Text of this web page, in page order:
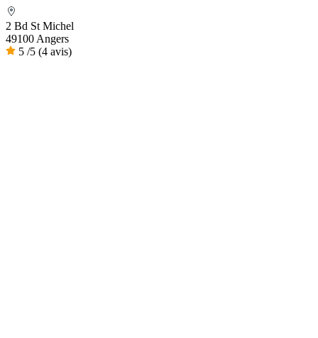
2 Bd St Michel
49100 Angers
5 /5 (4 avis)